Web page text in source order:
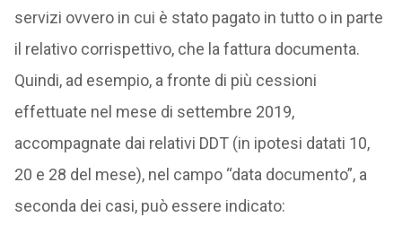
servizi ovvero in cui è stato pagato in tutto o in parte
il relativo corrispettivo, che la fattura documenta.
Quindi, ad esempio, a fronte di più cessioni
effettuate nel mese di settembre 2019,
accompagnate dai relativi DDT (in ipotesi datati 10,
20 e 28 del mese), nel campo “data documento”, a
seconda dei casi, può essere indicato: